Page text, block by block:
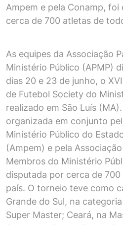
Ampem e pela Conamp, foi
cerca de 700 atletas de
As equipes da Associação
Ministério Público (APMP)
dias 20 e 23 de junho, o
de Futebol Society do
realizado em São Luís
organizada em conjunto
Ministério Público do
(Ampem) e pela
Membros do Ministério
disputada por cerca de
país. O torneio teve como
Grande do Sul, na
Super Master; Ceará, na